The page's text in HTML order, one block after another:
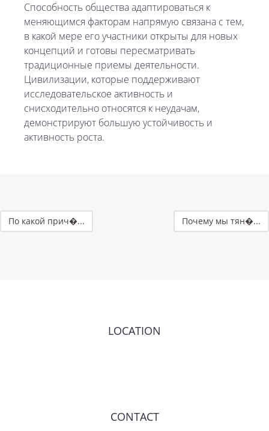
Способность общества адаптироваться к
меняющимся факторам напрямую связана с тем,
в какой мере его участники открыты для новых
концепций и готовы пересматривать
традиционные приемы деятельности.
Цивилизации, которые поддерживают
исследовательское активность и
снисходительно относятся к неудачам,
демонстрируют большую устойчивость и
активность роста.
По какой прич�... Почему мы тян�...
LOCATION
CONTACT